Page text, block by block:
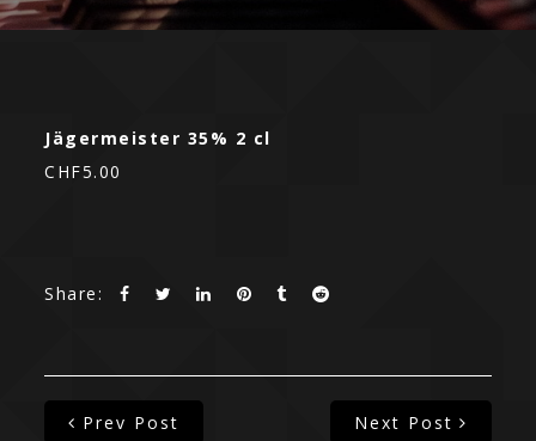
Jägermeister 35% 2 cl
CHF5.00
Share:
Prev Post Next Post